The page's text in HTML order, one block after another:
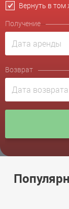
Вернуть в том
Получение
Возврат